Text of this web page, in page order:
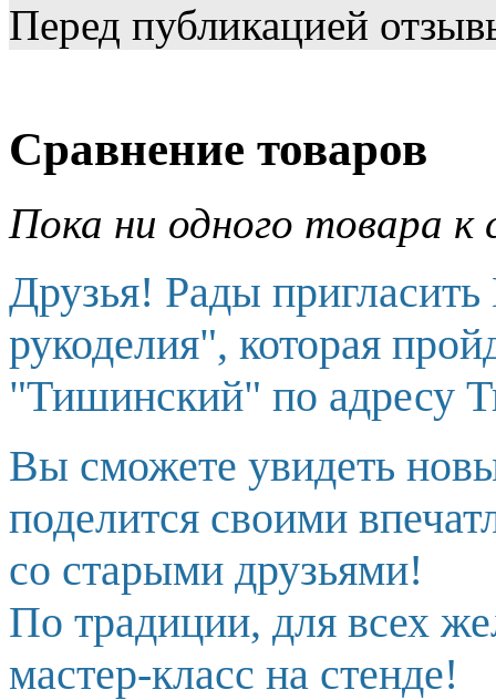
Перед публикацией
Сравнение товаров
Пока ни одного товара к
Друзья! Рады
рукоделия", которая
"Тишинский" по адресу
Вы сможете увидеть
поделится своими
со старыми друзьями!
По традиции, для всех
мастер-класс на стенде!